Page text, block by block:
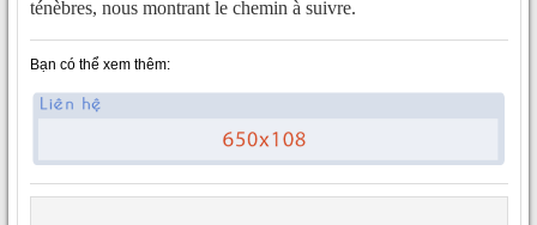
ténèbres, nous montrant le chemin à suivre.
Bạn có thể xem thêm: